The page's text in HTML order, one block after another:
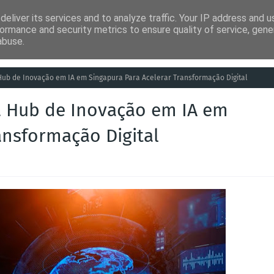
Análises Entretenimento Humor Saúde
de Inovação em IA em Singapura Para Acelerar Transformação Digital
de Inovação em IA em
Digital
its services and to analyze traffic. Your IP address and
and security metrics to ensure quality of service,